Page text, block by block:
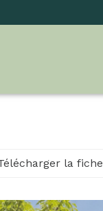
la fiche